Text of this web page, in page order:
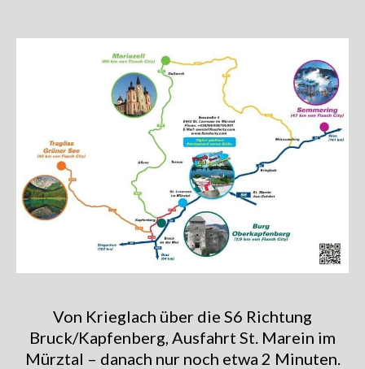
Von Krieglach über die S6 Richtung
Bruck/Kapfenberg, Ausfahrt St. Marein im
Mürztal – danach nur noch etwa 2 Minuten.